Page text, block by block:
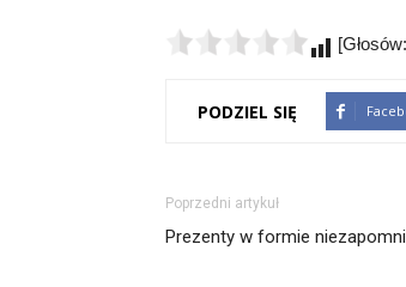
PODZIEL SIĘ
Poprzedni artykuł
Prezenty w formie